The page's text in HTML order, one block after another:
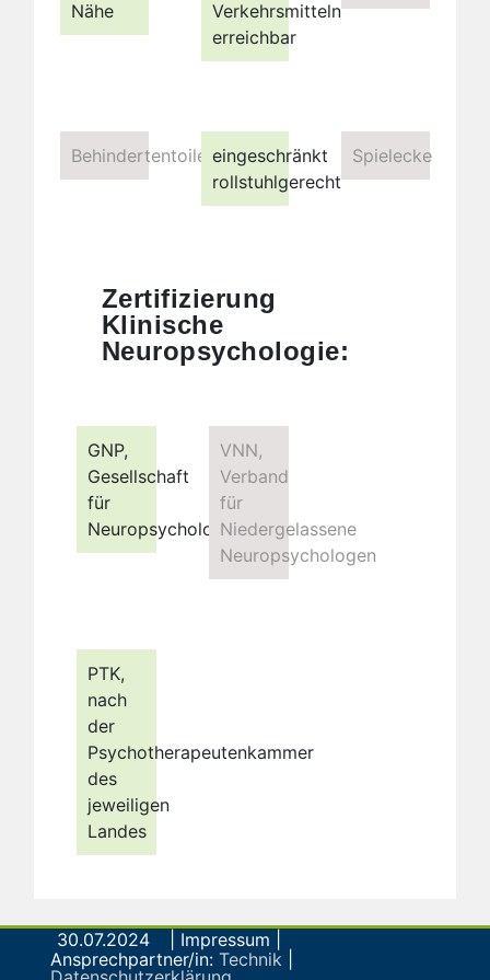
Nähe
Verkehrsmitteln
erreichbar
Behindertentoiletteeingeschränkt
rollstuhlgerecht
Spielecke
Zertifizierung
Klinische
Neuropsychologie:
GNP,
Gesellschaft
für
Neuropsychologie
VNN,
Verband
für
Niedergelassene
Neuropsychologen
PTK,
nach
der
Psychotherapeutenkammer
des
jeweiligen
Landes
30.07.2024
| Impressum |
Ansprechpartner/in: Technik